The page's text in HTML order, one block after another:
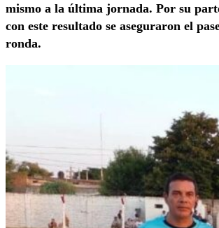
mismo a la última jornada. Por su
con este resultado se aseguraron el
ronda.